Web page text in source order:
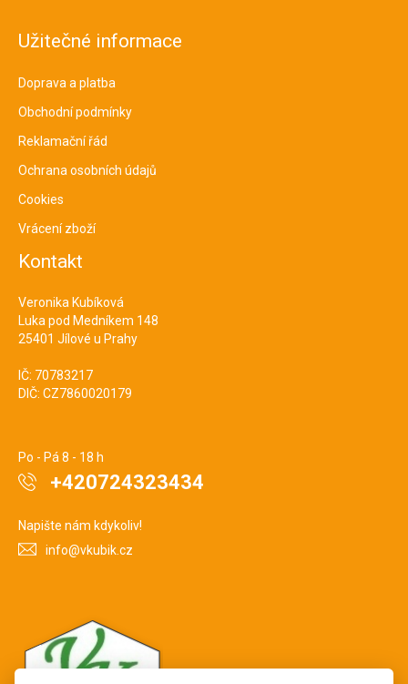
Užitečné informace
Doprava a platba
Obchodní podmínky
Reklamační řád
Ochrana osobních údajů
Cookies
Vrácení zboží
Kontakt
Veronika Kubíková
Luka pod Medníkem 148
25401 Jílové u Prahy
IČ: 70783217
DIČ: CZ7860020179
Po - Pá 8 - 18 h
+420724323434
Napište nám kdykoliv!
info@vkubik.cz